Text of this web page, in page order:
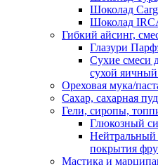
Шоколад
Шоколад
Гибкий айсинг,
Глазури
Сухие смеси
сухой
Ореховая мука/
Сахар, сахарная
Гели, сиропы,
Глюкозный
Нейтральный
покрытия
Мастика и